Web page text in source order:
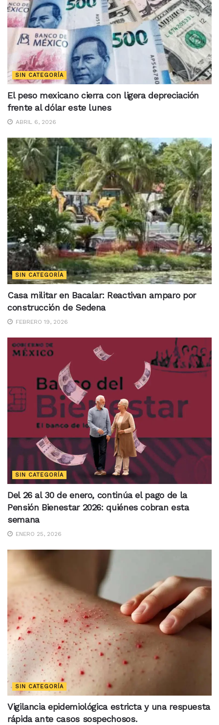
SIN CATEGORÍA
El peso mexicano cierra con ligera depreciación
frente al dólar este lunes
ABRIL 6, 2026
SIN CATEGORÍA
Casa militar en Bacalar: Reactivan amparo por
construcción de Sedena
FEBRERO 19, 2026
SIN CATEGORÍA
Del 26 al 30 de enero, continúa el pago de la
Pensión Bienestar 2026: quiénes cobran esta
semana
ENERO 25, 2026
SIN CATEGORÍA
Vigilancia epidemiológica estricta y una respuesta
rápida ante casos sospechosos.